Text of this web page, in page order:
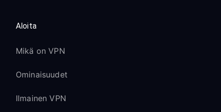
Aloita
Mikä on VPN
Ominaisuudet
Ilmainen VPN